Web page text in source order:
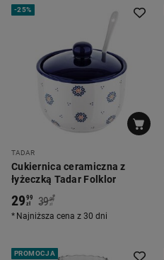
-25%
TADAR
Cukiernica ceramiczna z
łyżeczką Tadar Folklor
2999
zł 39 99
zł
*
Najniższa cena z 30 dni
PROMOCJA